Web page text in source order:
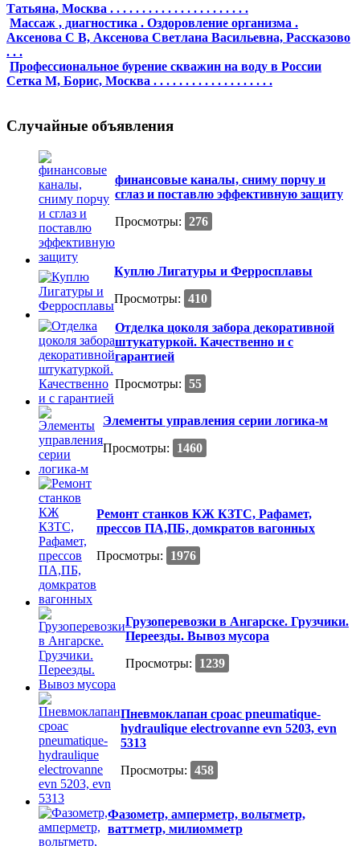
Татьяна, Москва . . . . . . . . . . . . . . . . . . . . . .
Массаж , диагностика . Оздоровление организма .
Аксенова С В, Аксенова Светлана Васильевна, Рассказово
. . .
Профессиональное бурение скважин на воду в России
Сетка М, Борис, Москва . . . . . . . . . . . . . . . . . . .
Случайные объявления
финансовые каналы, сниму порчу и
сглаз и поставлю эффективную защиту
Просмотры: 276
Куплю Лигатуры и Ферросплавы
Просмотры: 410
Отделка цоколя забора декоративной
штукатуркой. Качественно и с
гарантией
Просмотры: 55
Элементы управления серии логика-м
Просмотры:
1460
Ремонт станков КЖ КЗТС, Рафамет,
прессов ПА,ПБ, домкратов вагонных
Просмотры:
1976
Грузоперевозки в Ангарске. Грузчики.
Переезды. Вывоз мусора
Просмотры:
1239
Пневмоклапан сроас pneumatique-
hydraulique electrovanne evn 5203, evn
5313
Просмотры: 458
Фазометр, амперметр, вольтметр,
ваттметр, милиомметр